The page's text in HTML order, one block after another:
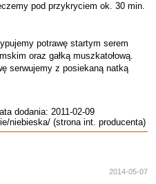
pod przykryciem ok. 30 min.
potrawę startym serem
oraz gałką muszkatołową.
serwujemy z posiekaną natką
dodania: 2011-02-09
niebieska/ (strona int. producenta)
2014-05-07